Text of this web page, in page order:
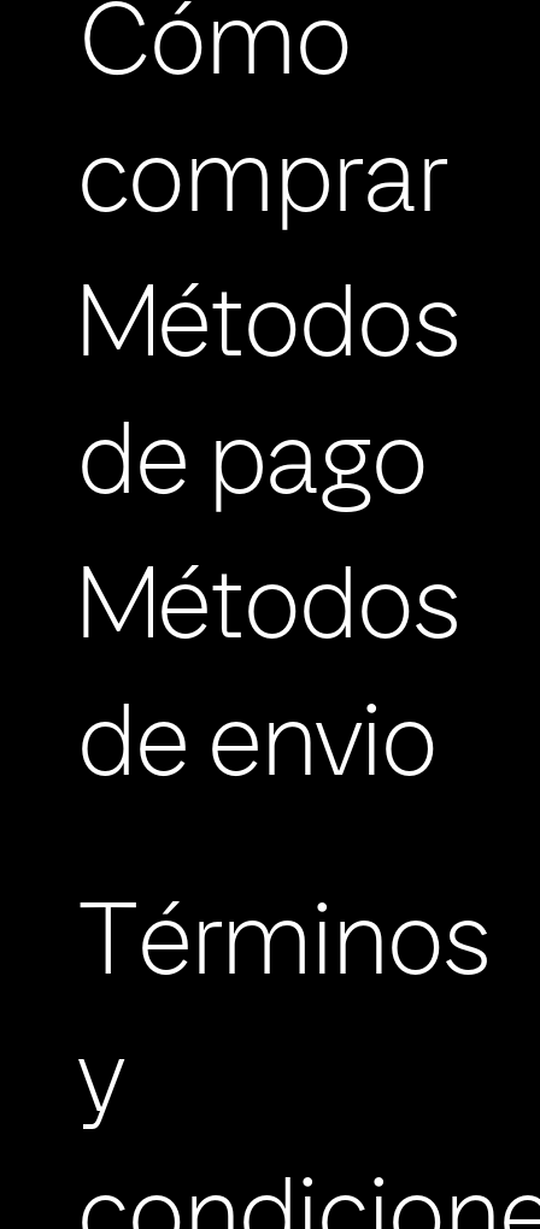
Cómo
comprar
Métodos
de pago
Métodos
de envio
Términos
y